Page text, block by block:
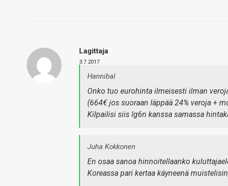
Lagittaja
3.7.2017
Hannibal
Onko tuo eurohinta ilmeisesti ilman
(664€ jos suoraan läppää 24% veroja +
Kilpailisi siis lg6n kanssa samassa
Juha Kokkonen
En osaa sanoa hinnoitellaanko
Koreassa pari kertaa käyneenä